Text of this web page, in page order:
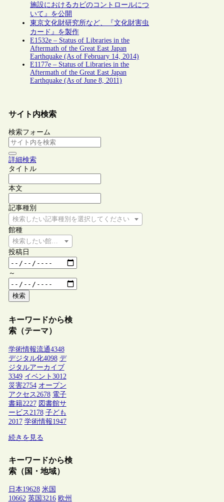
施設におけるカビのコントロールにつ
いて』を公開
東京文化財研究所など、『文化財害虫
カード』を製作
E1532e – Status of Libraries in the
Aftermath of the Great East Japan
Earthquake (As of February 14, 2014)
E1177e – Status of Libraries in the
Aftermath of the Great East Japan
Earthquake (As of June 8, 2011)
サイト内検索
検索フォーム
詳細検索
タイトル
本文
記事種別
検索したい記事種別を選択してください
館種
検索したい館種を選択してください
投稿日
～
検索
キーワードから検
索（テーマ）
学術情報流通4348
デジタル化4098 デ
ジタルアーカイブ
3349 イベント 3012
災害2754 オープン
アクセス 2678 電子
書籍2227 図書館サ
ービス 2178 子ども
2017 学術情報1947
続きを見る
キーワードから検
索（国・地域）
日本19628 米国
10662 英国 3216 欧州